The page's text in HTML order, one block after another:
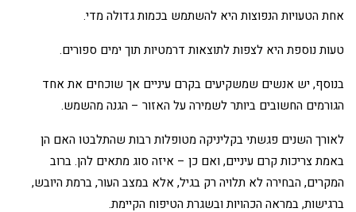
אחת הטעויות הנפוצות היא להשתמש בכמות גדולה מדי.
טעות נוספת היא לצפות לתוצאות דרמטיות תוך ימים ספורים.
בנוסף, יש אנשים שמשקיעים בקרם עיניים אך שוכחים את אחד
הגורמים החשובים ביותר לשמירה על האזור – הגנה מהשמש.
לאורך השנים פגשתי בקליניקה מטופלות רבות שהתלבטו האם הן
באמת צריכות קרם עיניים, ואם כן – איזה סוג מתאים להן. ברוב
המקרים, הבחירה לא תלויה רק בגיל, אלא במצב העור, ברמת היובש,
ברגישות, במראה הכהויות ובשגרת הטיפוח הקיימת.